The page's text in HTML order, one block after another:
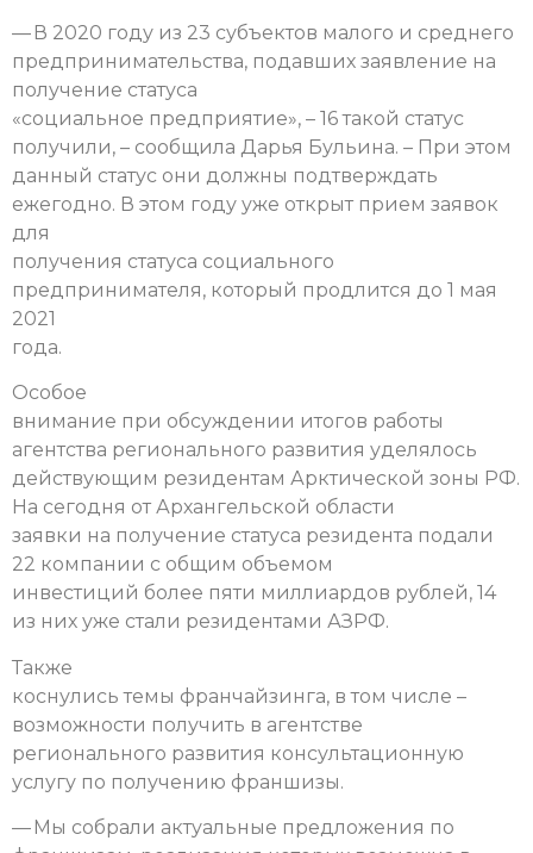
— В 2020 году из 23 субъектов малого и среднего
предпринимательства, подавших заявление на
получение статуса
«социальное предприятие», – 16 такой статус
получили, – сообщила Дарья Бульина. – При этом
данный статус они должны подтверждать
ежегодно. В этом году уже открыт прием заявок
для
получения статуса социального
предпринимателя, который продлится до 1 мая
2021
года.
Особое
внимание при обсуждении итогов работы
агентства регионального развития уделялось
действующим резидентам Арктической зоны РФ.
На сегодня от Архангельской области
заявки на получение статуса резидента подали
22 компании с общим объемом
инвестиций более пяти миллиардов рублей, 14
из них уже стали резидентами АЗРФ.
Также
коснулись темы франчайзинга, в том числе –
возможности получить в агентстве
регионального развития консультационную
услугу по получению франшизы.
— Мы собрали актуальные предложения по